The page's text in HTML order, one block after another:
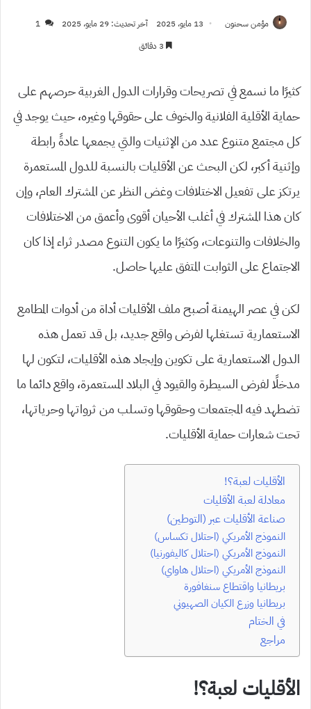
مؤمن سحنون 13 مايو، 2025 آخر تحديث: 29 مايو، 2025
1
كثيرًا ما نسمع في تصريحات وقرارات الدول الغربية حرصهم على
حماية الأقلية الفلانية والخوف على حقوقها وغيره، حيث يوجد في
كل مجتمع متنوع عدد من الإثنيات والتي يجمعها عادةً رابطة
وإثنية أكبر، لكن البحث عن الأقليات بالنسبة للدول المستعمرة
يرتكز على تفعيل الاختلافات وغض النظر عن المشترك العام، وإن
كان هذا المشترك في أغلب الأحيان أقوى وأعمق من الاختلافات
والخلافات والتنوعات، وكثيرًا ما يكون التنوع مصدر ثراء إذا كان
الاجتماع على الثوابت المتفق عليها حاصل.
لكن في عصر الهيمنة أصبح ملف الأقليات أداة من أدوات المطامع
الاستعمارية تستغلها لفرض واقع جديد، بل قد تعمل هذه
الدول الاستعمارية على تكوين وإيجاد هذه الأقليات، لتكون لها
مدخلًا لفرض السيطرة والقيود في البلاد المستعمرة، واقع دائما ما
تضطهد فيه المجتمعات وحقوقها وتسلب من ثرواتها وحرياتها،
تحت شعارات حماية الأقليات.
الأقليات لعبة؟!
معادلة لعبة الأقليات
صناعة الأقليات عبر (التوطين)
النموذج الأمريكي (احتلال تكساس)
النموذج الأمريكي (احتلال كاليفورنيا)
النموذج الأمريكي (احتلال هاواي)
بريطانيا واقتطاع سنغافورة
بريطانيا وزرع الكيان الصهيوني
في الختام
مراجع
الأقليات لعبة؟!